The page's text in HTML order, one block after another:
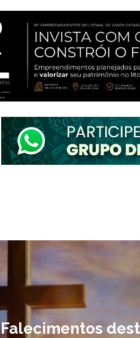
Falecimentos